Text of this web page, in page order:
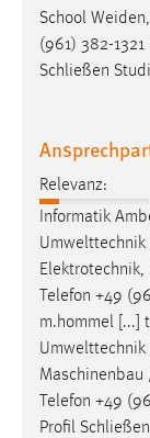
School
(961) 382-
Schließen
Relevanz:
Informatik
Umwelttechnik
Telefon +49
m.hommel [...]
Umwelttechnik
Telefon +49
Profil